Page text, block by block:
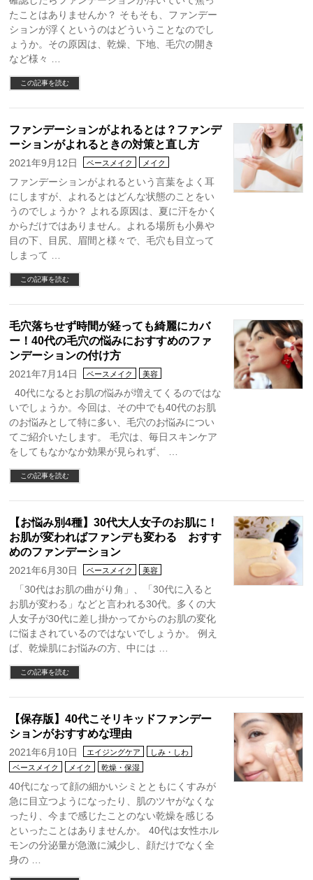
たことはありませんか？ そもそも、ファンデー
ションが浮くというのはどういうことなのでし
ょうか。その原因は、乾燥、下地、毛穴の開き
など様々 …
この記事を読む
ファンデーションがよれるとは？ファンデ
ーションがよれるときの対策と直し方
2021年9月12日 ベースメイク メイク
ファンデーションがよれるという言葉をよく耳
にしますが、よれるとはどんな状態のことをい
うのでしょうか？ よれる原因は、夏に汗をかく
からだけではありません。よれる場所も小鼻や
目の下、目尻、眉間と様々で、毛穴も目立って
しまって …
この記事を読む
毛穴落ちせず時間が経っても綺麗にカバ
ー！40代の毛穴の悩みにおすすめのファ
ンデーションの付け方
2021年7月14日 ベースメイク 美容
40代になるとお肌の悩みが増えてくるのではな
いでしょうか。今回は、その中でも40代のお肌
のお悩みとして特に多い、毛穴のお悩みについ
てご紹介いたします。 毛穴は、毎日スキンケア
をしてもなかなか効果が見られず、 …
この記事を読む
【お悩み別4種】30代大人女子のお肌に！
お肌が変わればファンデも変わる おすす
めのファンデーション
2021年6月30日 ベースメイク 美容
「30代はお肌の曲がり角」、「30代に入ると
お肌が変わる」などと言われる30代。多くの大
人女子が30代に差し掛かってからのお肌の変化
に悩まされているのではないでしょうか。 例え
ば、乾燥肌にお悩みの方、中には …
この記事を読む
【保存版】40代こそリキッドファンデー
ションがおすすめな理由
2021年6月10日 エイジングケア
しみ・しわ
ベースメイク
メイク 乾燥・保湿
40代になって顔の細かいシミとともにくすみが
急に目立つようになったり、肌のツヤがなくな
ったり、今まで感じたことのない乾燥を感じる
といったことはありませんか。 40代は女性ホル
モンの分泌量が急激に減少し、顔だけでなく全
身の …